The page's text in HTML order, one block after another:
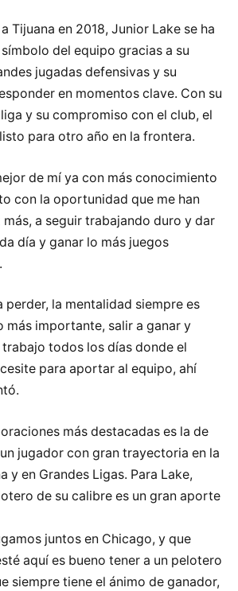
Tijuana en 2018, Junior Lake se ha
del equipo gracias a su
jugadas defensivas y su
en momentos clave. Con su
y su compromiso con el club, el
para otro año en la frontera.
de mí ya con más conocimiento
con la oportunidad que me han
a seguir trabajando duro y dar
día y ganar lo más juegos
perder, la mentalidad siempre es
más importante, salir a ganar y
todos los días donde el
para aportar al equipo, ahí
más destacadas es la de
jugador con gran trayectoria en la
y en Grandes Ligas. Para Lake,
de su calibre es un gran aporte
juntos en Chicago, y que
aquí es bueno tener a un pelotero
siempre tiene el ánimo de ganador,